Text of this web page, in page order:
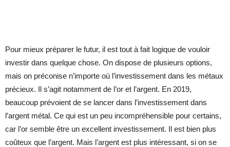
Pour mieux préparer le futur, il est tout à fait logique de vouloir
investir dans quelque chose. On dispose de plusieurs options,
mais on préconise n’importe où l’investissement dans les métaux
précieux. Il s’agit notamment de l’or et l’argent. En 2019,
beaucoup prévoient de se lancer dans l’investissement dans
l’argent métal. Ce qui est un peu incompréhensible pour certains,
car l’or semble être un excellent investissement. Il est bien plus
coûteux que l’argent. Mais l’argent est plus intéressant, si on se